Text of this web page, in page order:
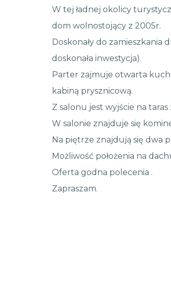
W tej ładnej okolicy
dom wolnostojący z 2005r.
Doskonały do zamieszkania
doskonała inwestycja).
Parter zajmuje otwarta
kabiną prysznicową.
Z salonu jest wyjście na
W salonie znajduje się
Na piętrze znajdują się dwa
Możliwość położenia na
Oferta godna polecenia .
Zapraszam.